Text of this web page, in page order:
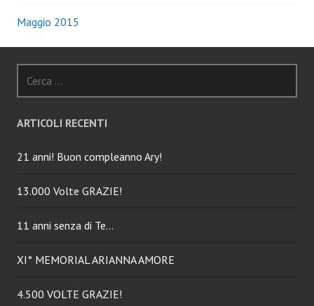
Maggio 2015
per:
ARTICOLI RECENTI
21 anni! Buon compleanno Ary!
13.000 Volte GRAZIE!
11 anni senza di Te…
XI° MEMORIAL ARIANNA AMORE
4.500 VOLTE GRAZIE!